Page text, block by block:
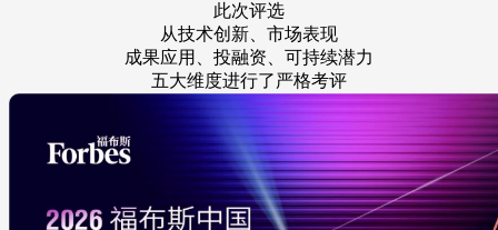
此次评选
从技术创新、市场表现
成果应用、投融资、可持续潜力
五大维度进行了严格考评